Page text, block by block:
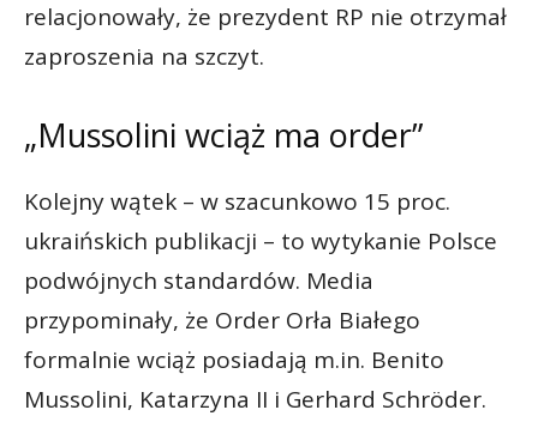
relacjonowały, że prezydent RP nie otrzymał
zaproszenia na szczyt.
„Mussolini wciąż ma order”
Kolejny wątek – w szacunkowo 15 proc.
ukraińskich publikacji – to wytykanie Polsce
podwójnych standardów. Media
przypominały, że Order Orła Białego
formalnie wciąż posiadają m.in. Benito
Mussolini, Katarzyna II i Gerhard Schröder.